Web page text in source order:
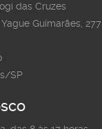
das Cruzes
Guimarães, 277
SP